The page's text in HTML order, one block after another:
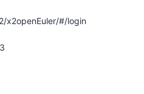
x2openEuler/#/login